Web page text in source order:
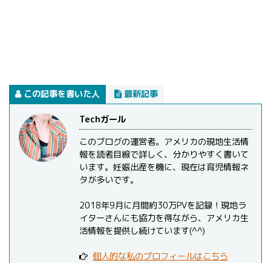
この記事を書いた人 最新記事
Techガール
このブログの運営者。アメリカの現地生活情
報を読者目線で詳しく、分かりやすく書いて
います。妊娠出産を機に、現在は育児情報ネ
タが多いです。
2018年9月に月間約30万PVを記録！現地ラ
イターさんにも協力を得ながら、アメリカ生
活情報を提供し続けています(^^)
個人的な私のプロフィールはこちら